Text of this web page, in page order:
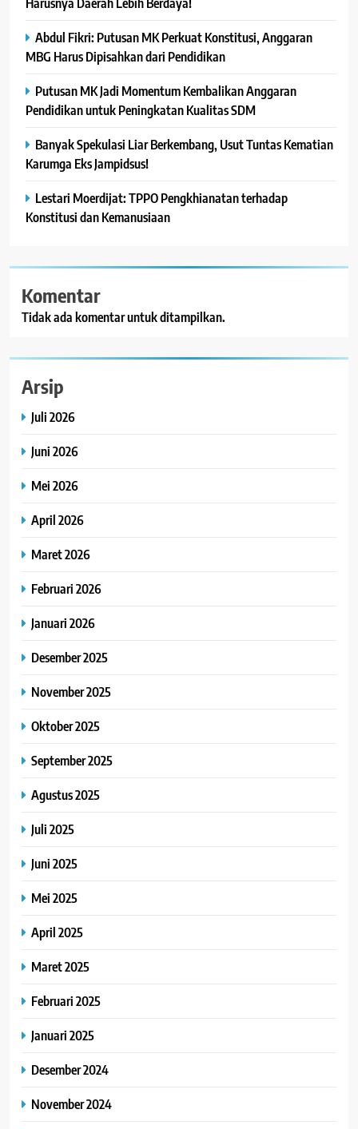
Abdul Fikri: Putusan MK Perkuat Konstitusi, Anggaran
MBG Harus Dipisahkan dari Pendidikan
Putusan MK Jadi Momentum Kembalikan Anggaran
Pendidikan untuk Peningkatan Kualitas SDM
Banyak Spekulasi Liar Berkembang, Usut Tuntas Kematian
Karumga Eks Jampidsus!
Lestari Moerdijat: TPPO Pengkhianatan terhadap
Konstitusi dan Kemanusiaan
Komentar
Tidak ada komentar untuk ditampilkan.
Arsip
Juli 2026
Juni 2026
Mei 2026
April 2026
Maret 2026
Februari 2026
Januari 2026
Desember 2025
November 2025
Oktober 2025
September 2025
Agustus 2025
Juli 2025
Juni 2025
Mei 2025
April 2025
Maret 2025
Februari 2025
Januari 2025
Desember 2024
November 2024